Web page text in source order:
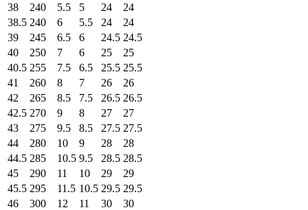
38
240 5.5 5 24
24
38.5 240 6 5.5 24
24
39
245 6.5 6 24.5 24.5
40
250 7 6 25
25
40.5 255 7.5 6.5 25.5 25.5
41
260 8 7 26
26
42
265 8.5 7.5 26.5 26.5
42.5 270 9 8 27
27
43
275 9.5 8.5 27.5 27.5
44
280 10 9 28
28
44.5 285 10.5 9.5 28.5 28.5
45
290 11 10 29
29
45.5 295 11.5 10.5 29.5 29.5
46
300 12 11 30
30